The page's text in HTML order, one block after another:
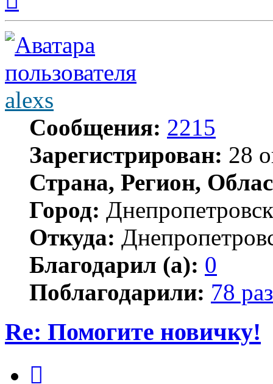
началу
alexs
Сообщения: 2215
Зарегистрирован: 28
Страна, Регион,
Город: Днепропетровск
Откуда:
Благодарил (а): 0
Поблагодарили: 78 раз
Re: Помогите новичку!